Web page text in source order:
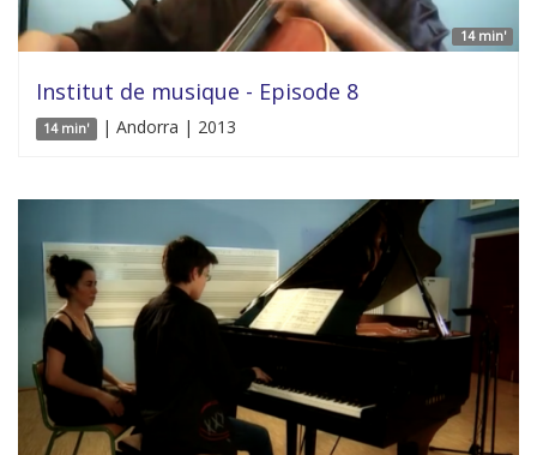
14 min'
Institut de musique - Episode 8
14 min' | Andorra | 2013